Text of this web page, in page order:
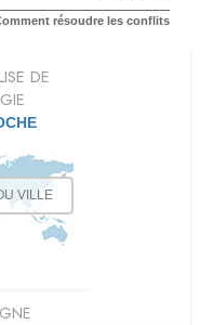
résoudre les conflits
DE